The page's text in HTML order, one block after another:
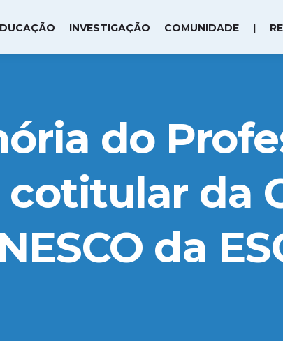
INVESTIGAÇÃO COMUNIDADE |
do
cotitular da
da